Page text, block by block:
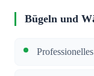
Bügeln und